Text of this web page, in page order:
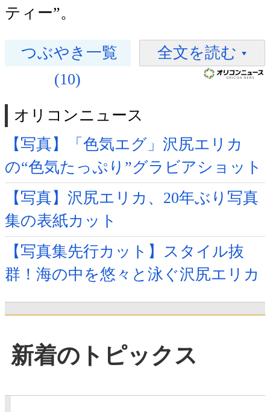
ティー”。
つぶやき一覧
(10)
全文を読む
オリコンニュース
【写真】「色気エグ」沢尻エリカ
の“色気たっぷり”グラビアショット
【写真】沢尻エリカ、20年ぶり写真
集の表紙カット
【写真集先行カット】スタイル抜
群！海の中を悠々と泳ぐ沢尻エリカ
新着のトピックス